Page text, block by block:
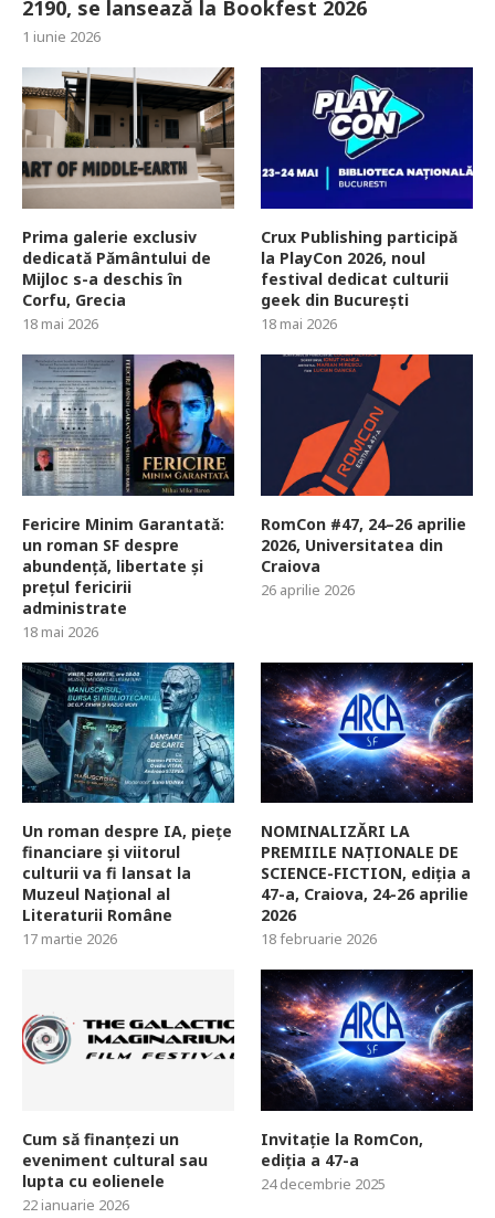
2190, se lansează la Bookfest 2026
1 iunie 2026
Prima galerie exclusiv
dedicată Pământului de
Mijloc s-a deschis în
Corfu, Grecia
18 mai 2026
Crux Publishing participă
la PlayCon 2026, noul
festival dedicat culturii
geek din București
18 mai 2026
Fericire Minim Garantată:
un roman SF despre
abundență, libertate și
prețul fericirii
administrate
18 mai 2026
RomCon #47, 24–26 aprilie
2026, Universitatea din
Craiova
26 aprilie 2026
Un roman despre IA, piețe
financiare și viitorul
culturii va fi lansat la
Muzeul Național al
Literaturii Române
17 martie 2026
NOMINALIZĂRI LA
PREMIILE NAȚIONALE DE
SCIENCE-FICTION, ediția a
47-a, Craiova, 24-26 aprilie
2026
18 februarie 2026
Cum să finanțezi un
eveniment cultural sau
lupta cu eolienele
22 ianuarie 2026
Invitație la RomCon,
ediția a 47-a
24 decembrie 2025